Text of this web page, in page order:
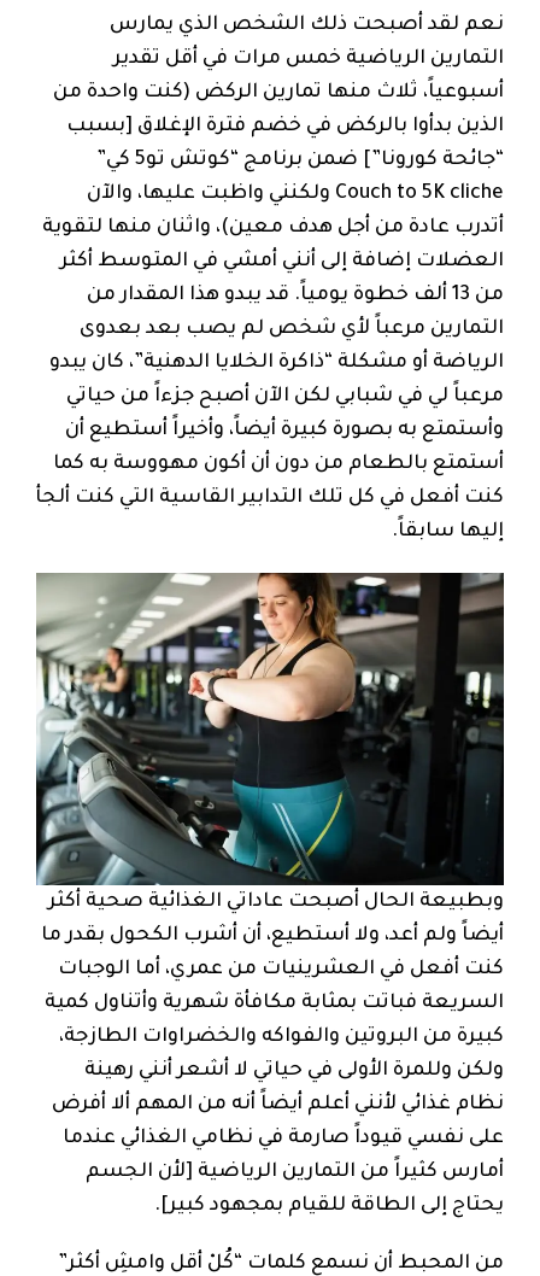
نعم لقد أصبحت ذلك الشخص الذي يمارس
التمارين الرياضية خمس مرات في أقل تقدير
أسبوعياً، ثلاث منها تمارين الركض (كنت واحدة من
الذين بدأوا بالركض في خضم فترة الإغلاق [بسبب
“جائحة كورونا”] ضمن برنامج “كوتش تو5 كي”
Couch to 5K cliche ولكنني واظبت عليها، والآن
أتدرب عادة من أجل هدف معين)، واثنان منها لتقوية
العضلات إضافة إلى أنني أمشي في المتوسط أكثر
من 13 ألف خطوة يومياً. قد يبدو هذا المقدار من
التمارين مرعباً لأي شخص لم يصب بعد بعدوى
الرياضة أو مشكلة “ذاكرة الخلايا الدهنية”، كان يبدو
مرعباً لي في شبابي لكن الآن أصبح جزءاً من حياتي
وأستمتع به بصورة كبيرة أيضاً، وأخيراً أستطيع أن
أستمتع بالطعام من دون أن أكون مهووسة به كما
كنت أفعل في كل تلك التدابير القاسية التي كنت ألجأ
إليها سابقاً.
وبطبيعة الحال أصبحت عاداتي الغذائية صحية أكثر
أيضاً ولم أعد، ولا أستطيع، أن أشرب الكحول بقدر ما
كنت أفعل في العشرينيات من عمري، أما الوجبات
السريعة فباتت بمثابة مكافأة شهرية وأتناول كمية
كبيرة من البروتين والفواكه والخضراوات الطازجة،
ولكن وللمرة الأولى في حياتي لا أشعر أنني رهينة
نظام غذائي لأنني أعلم أيضاً أنه من المهم ألا أفرض
على نفسي قيوداً صارمة في نظامي الغذائي عندما
أمارس كثيراً من التمارين الرياضية [لأن الجسم
يحتاج إلى الطاقة للقيام بمجهود كبير].
من المحبط أن نسمع كلمات “كُلْ أقل وامشِ أكثر”